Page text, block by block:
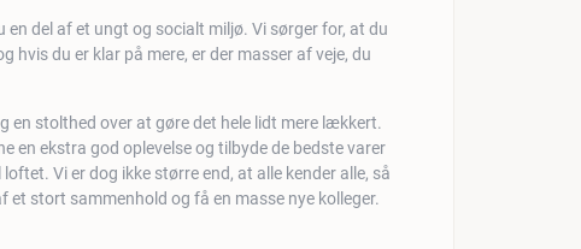
en del af et ungt og socialt miljø. Vi sørger for, at du
hvis du er klar på mere, er der masser af veje, du
en stolthed over at gøre det hele lidt mere lækkert.
en ekstra god oplevelse og tilbyde de bedste varer
Vi er dog ikke større end, at alle kender alle, så
et stort sammenhold og få en masse nye kolleger.